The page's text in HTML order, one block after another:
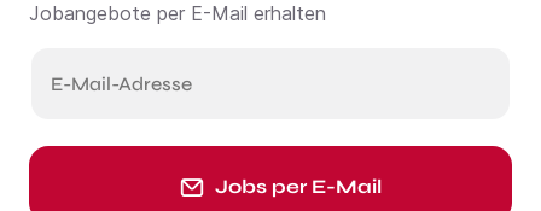
Jobangebote per E-Mail erhalten
E-Mail-Adresse
Jobs per E-Mail